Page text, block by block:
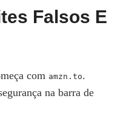
Falsos E
com amzn.to.
na barra de